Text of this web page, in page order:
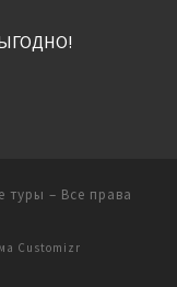
туры – Все права
Customizr